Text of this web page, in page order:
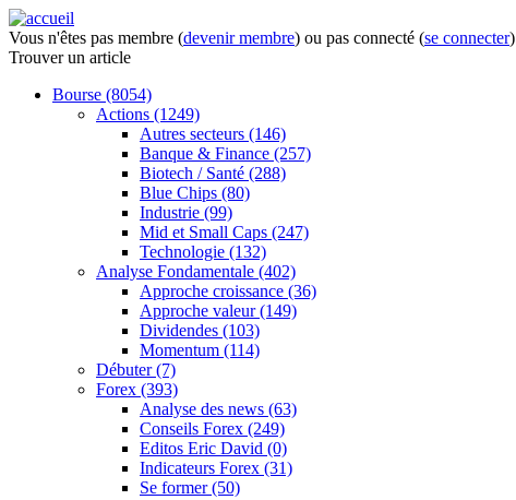
Vous n'êtes pas membre (devenir membre) ou pas connecté (se connecter)
Trouverun article
Bourse (8054)
Actions (1249)
Autres secteurs (146)
Banque & Finance (257)
Biotech / Santé (288)
Blue Chips (80)
Industrie (99)
Mid et Small Caps (247)
Technologie (132)
Analyse Fondamentale (402)
Approche croissance (36)
Approche valeur(149)
Dividendes (103)
Momentum (114)
Débuter(7)
Forex (393)
Analyse des news (63)
Conseils Forex (249)
Editos Eric David (0)
Indicateurs Forex (31)
Se former(50)